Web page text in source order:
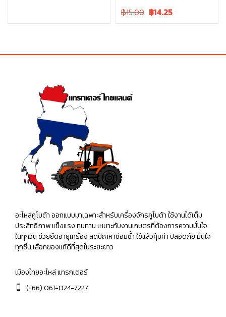
Original
฿15.00 Current
฿14.25
อะไหล่คูโบต้า ออกแบบมาเฉพาะสำหรับเครื่องจักรคูโบต้า ใช้งานได้เต็ม
ประสิทธิภาพ แข็งแรง ทนทาน เหมาะกับงานเกษตรที่ต้องการความมั่นใจ
ในทุกวัน ช่วยยืดอายุเครื่อง ลดปัญหาซ่อมซ้ำ ใช้แล้วคุ้มค่า ปลอดภัย มั่นใจ
ทุกชิ้น เลือกของแท้ดีที่สุดในระยะยาว
เมืองไทยอะไหล่ แทรกเตอร์
(+66) 061-024-7227